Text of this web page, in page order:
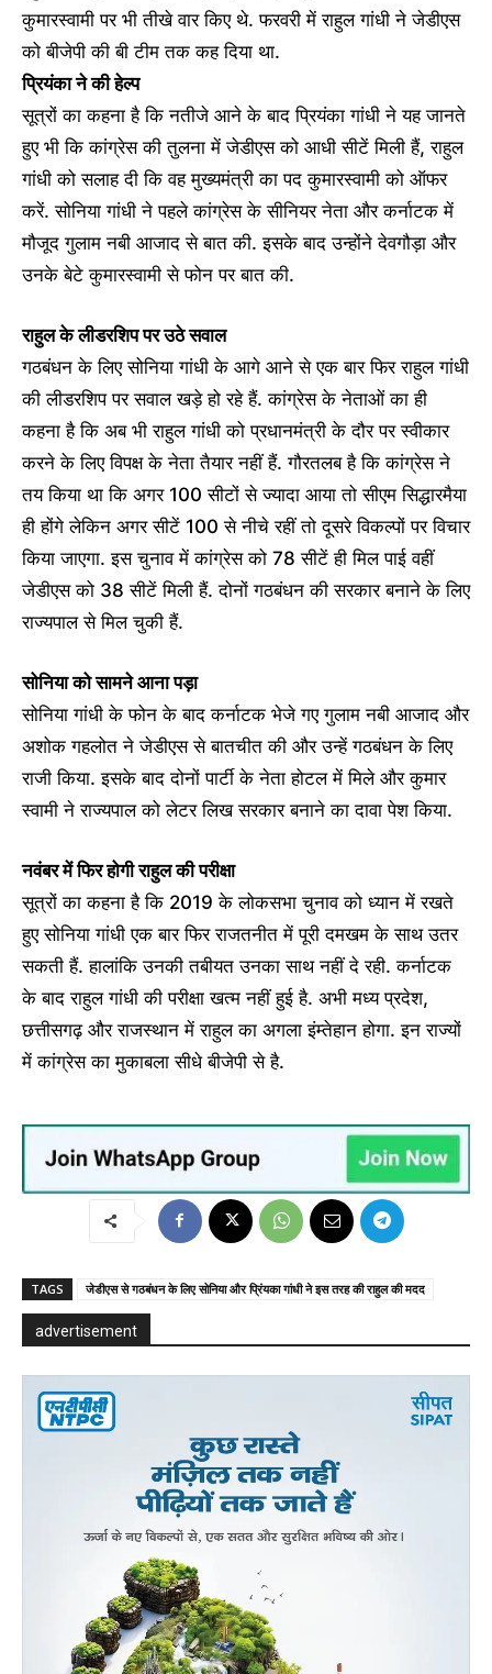
कुमारस्वामी पर भी तीखे वार किए थे. फरवरी में राहुल गांधी ने जेडीएस
को बीजेपी की बी टीम तक कह दिया था.
प्रियंका ने की हेल्प
सूत्रों का कहना है कि नतीजे आने के बाद प्रियंका गांधी ने यह जानते
हुए भी कि कांग्रेस की तुलना में जेडीएस को आधी सीटें मिली हैं, राहुल
गांधी को सलाह दी कि वह मुख्यमंत्री का पद कुमारस्वामी को ऑफर
करें. सोनिया गांधी ने पहले कांग्रेस के सीनियर नेता और कर्नाटक में
मौजूद गुलाम नबी आजाद से बात की. इसके बाद उन्होंने देवगौड़ा और
उनके बेटे कुमारस्वामी से फोन पर बात की.
राहुल के लीडरशिप पर उठे सवाल
गठबंधन के लिए सोनिया गांधी के आगे आने से एक बार फिर राहुल गांधी
की लीडरशिप पर सवाल खड़े हो रहे हैं. कांग्रेस के नेताओं का ही
कहना है कि अब भी राहुल गांधी को प्रधानमंत्री के दौर पर स्वीकार
करने के लिए विपक्ष के नेता तैयार नहीं हैं. गौरतलब है कि कांग्रेस ने
तय किया था कि अगर 100 सीटों से ज्यादा आया तो सीएम सिद्धारमैया
ही होंगे लेकिन अगर सीटें 100 से नीचे रहीं तो दूसरे विकल्पों पर विचार
किया जाएगा. इस चुनाव में कांग्रेस को 78 सीटें ही मिल पाई वहीं
जेडीएस को 38 सीटें मिली हैं. दोनों गठबंधन की सरकार बनाने के लिए
राज्यपाल से मिल चुकी हैं.
सोनिया को सामने आना पड़ा
सोनिया गांधी के फोन के बाद कर्नाटक भेजे गए गुलाम नबी आजाद और
अशोक गहलोत ने जेडीएस से बातचीत की और उन्हें गठबंधन के लिए
राजी किया. इसके बाद दोनों पार्टी के नेता होटल में मिले और कुमार
स्वामी ने राज्यपाल को लेटर लिख सरकार बनाने का दावा पेश किया.
नवंबर में फिर होगी राहुल की परीक्षा
सूत्रों का कहना है कि 2019 के लोकसभा चुनाव को ध्यान में रखते
हुए सोनिया गांधी एक बार फिर राजतनीत में पूरी दमखम के साथ उतर
सकती हैं. हालांकि उनकी तबीयत उनका साथ नहीं दे रही. कर्नाटक
के बाद राहुल गांधी की परीक्षा खत्म नहीं हुई है. अभी मध्य प्रदेश,
छत्तीसगढ़ और राजस्थान में राहुल का अगला इंम्तेहान होगा. इन राज्यों
में कांग्रेस का मुकाबला सीधे बीजेपी से है.
TAGS जेडीएस से गठबंधन के लिए सोनिया और प्रिंयका गांधी ने इस तरह की राहुल की मदद
advertisement